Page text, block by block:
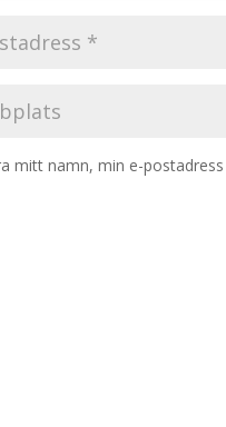
mitt namn, min e-